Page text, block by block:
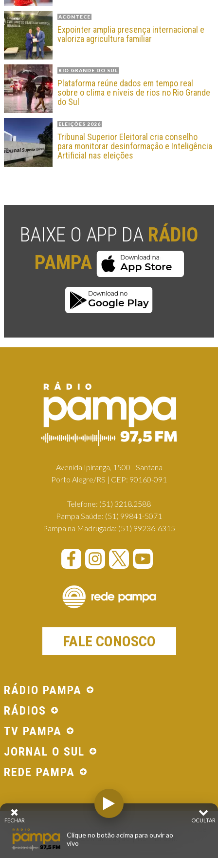
ACONTECE
Expointer amplia presença internacional e
valoriza agricultura familiar
RIO GRANDE DO SUL
Plataforma reúne dados em tempo real
sobre o clima e níveis de rios no Rio Grande
do Sul
ELEIÇÕES 2026
Tribunal Superior Eleitoral cria conselho
para monitorar desinformação e Inteligência
Artificial nas eleições
BAIXE O APP DA RÁDIO
PAMPA
Avenida Ipiranga, 1500 - Santana
Porto Alegre/RS | CEP: 90160-091
Telefone: (51) 3218.2588
Pampa Saúde: (51) 99841-5071
Pampa na Madrugada: (51) 99236-6315
FALE CONOSCO
RÁDIO PAMPA
RÁDIOS
TV PAMPA
JORNAL O SUL
REDE PAMPA
© 2026 - Direitos Reservados - Rádio Pampa - Rede
Pampa de Comunicação | RS - Brasil.
OCULTAR
FECHAR
Clique no botão acima para ouvir ao
vivo